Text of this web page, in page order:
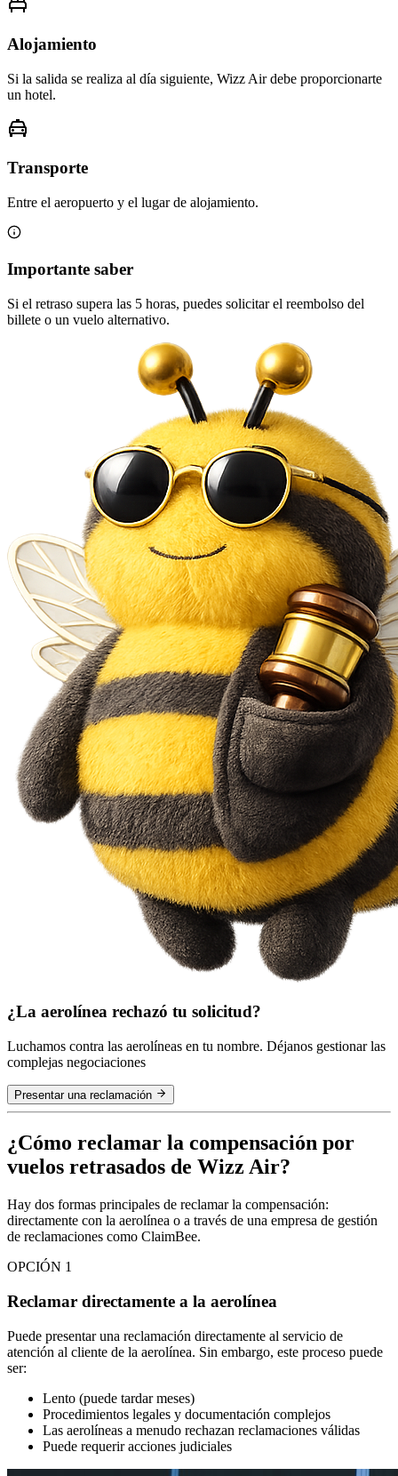
Alojamiento
Si la salida se realiza al día siguiente, Wizz Air debe proporcionarte
un hotel.
Transporte
Entre el aeropuerto y el lugar de alojamiento.
Importante saber
Si el retraso supera las 5 horas, puedes solicitar el reembolso del
billete o un vuelo alternativo.
¿La aerolínea rechazó tu solicitud?
Luchamos contra las aerolíneas en tu nombre. Déjanos gestionar las
complejas negociaciones
Presentar una reclamación
¿Cómo reclamar la compensación por
vuelos retrasados de Wizz Air?
Hay dos formas principales de reclamar la compensación:
directamente con la aerolínea o a través de una empresa de gestión
de reclamaciones como ClaimBee.
OPCIÓN 1
Reclamar directamente a la aerolínea
Puede presentar una reclamación directamente al servicio de
atención al cliente de la aerolínea. Sin embargo, este proceso puede
ser:
Lento (puede tardar meses)
Procedimientos legales y documentación complejos
Las aerolíneas a menudo rechazan reclamaciones válidas
Puede requerir acciones judiciales